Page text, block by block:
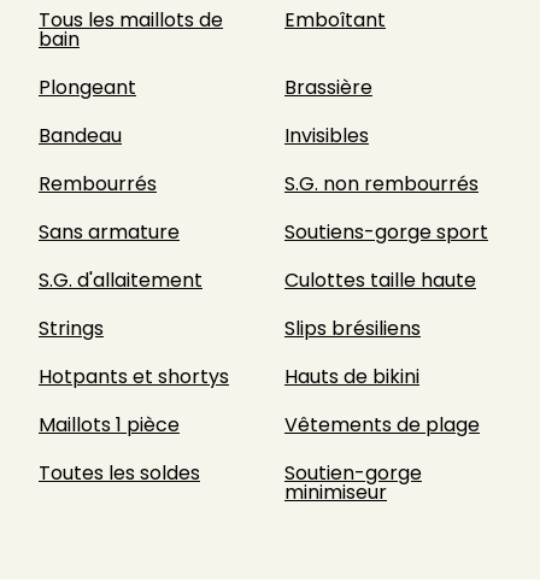
Tous les maillots de
bain
Emboîtant
Plongeant
Brassière
Bandeau
Invisibles
Rembourrés
S.G. non rembourrés
Sans armature
Soutiens-gorge sport
S.G. d'allaitement
Culottes taille haute
Strings
Slips brésiliens
Hotpants et shortys
Hauts de bikini
Maillots 1 pièce
Vêtements de plage
Toutes les soldes
Soutien-gorge
minimiseur